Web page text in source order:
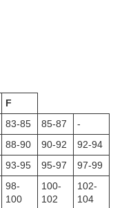
F
83-85 85-87
-
88-90 90-92
92-94
93-95 95-97
97-99
98-
100
100-
102
102-
104